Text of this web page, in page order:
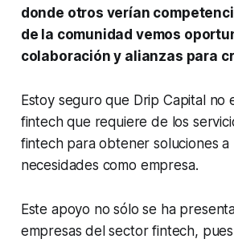
donde otros verían
de la comunidad vemos
colaboración y alianzas para
Estoy seguro que Drip Capital no
fintech que requiere de los
fintech para obtener soluciones a
necesidades como empresa.
Este apoyo no sólo se ha
empresas del sector fintech, pues